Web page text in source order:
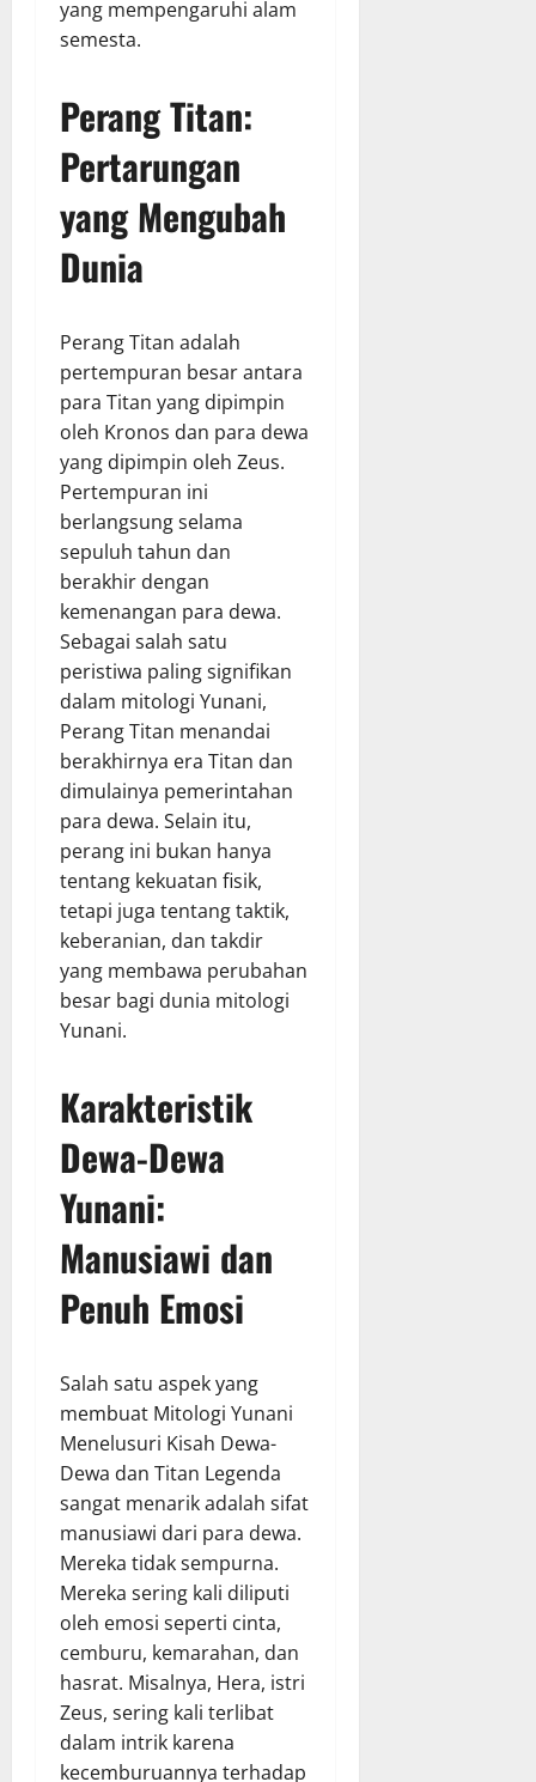
yang mempengaruhi alam
semesta.
Perang Titan:
Pertarungan
yang Mengubah
Dunia
Perang Titan adalah
pertempuran besar antara
para Titan yang dipimpin
oleh Kronos dan para dewa
yang dipimpin oleh Zeus.
Pertempuran ini
berlangsung selama
sepuluh tahun dan
berakhir dengan
kemenangan para dewa.
Sebagai salah satu
peristiwa paling signifikan
dalam mitologi Yunani,
Perang Titan menandai
berakhirnya era Titan dan
dimulainya pemerintahan
para dewa. Selain itu,
perang ini bukan hanya
tentang kekuatan fisik,
tetapi juga tentang taktik,
keberanian, dan takdir
yang membawa perubahan
besar bagi dunia mitologi
Yunani.
Karakteristik
Dewa-Dewa
Yunani:
Manusiawi dan
Penuh Emosi
Salah satu aspek yang
membuat Mitologi Yunani
Menelusuri Kisah Dewa-
Dewa dan Titan Legenda
sangat menarik adalah sifat
manusiawi dari para dewa.
Mereka tidak sempurna.
Mereka sering kali diliputi
oleh emosi seperti cinta,
cemburu, kemarahan, dan
hasrat. Misalnya, Hera, istri
Zeus, sering kali terlibat
dalam intrik karena
kecemburuannya terhadap